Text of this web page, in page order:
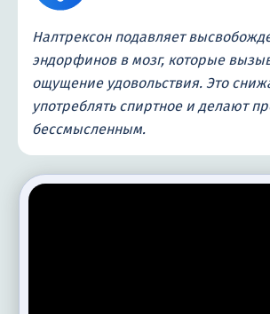
Налтрексон подавляет
эндорфинов в мозг, которые
ощущение удовольствия. Это
употреблять спиртное и делают
бессмысленным.